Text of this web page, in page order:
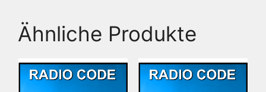
Ähnliche Produkte